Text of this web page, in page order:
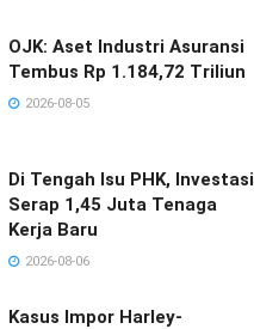
OJK: Aset Industri Asuransi
Tembus Rp 1.184,72 Triliun
2026-08-05
Di Tengah Isu PHK, Investasi
Serap 1,45 Juta Tenaga
Kerja Baru
2026-08-06
Kasus Impor Harley-